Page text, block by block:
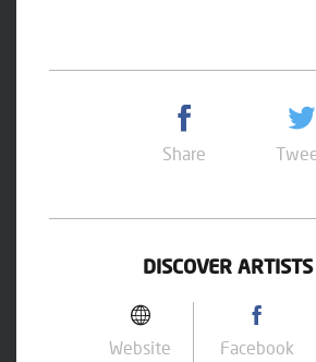
Share
DISCOVER
Website Facebook